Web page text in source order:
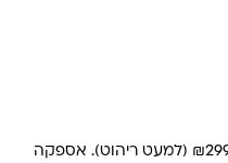
₪29, חינם מעל ₪299 (למעט ריהוט). אספקה